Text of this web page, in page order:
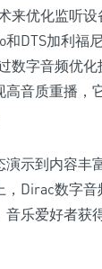
来优化监听
和DTS加利福
数字音频优
高音质重播，
演示到内容丰
，Dirac数字
音乐爱好者获